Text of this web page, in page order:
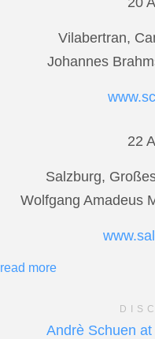
Vilabertran,
Johannes
22
Salzburg,
Wolfgang Amadeus
read more
Andrè Schuen